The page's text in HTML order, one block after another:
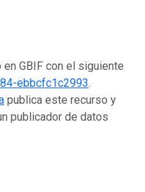
GBIF con el siguiente
ebbcfc1c2993.
publica este recurso y
publicador de datos